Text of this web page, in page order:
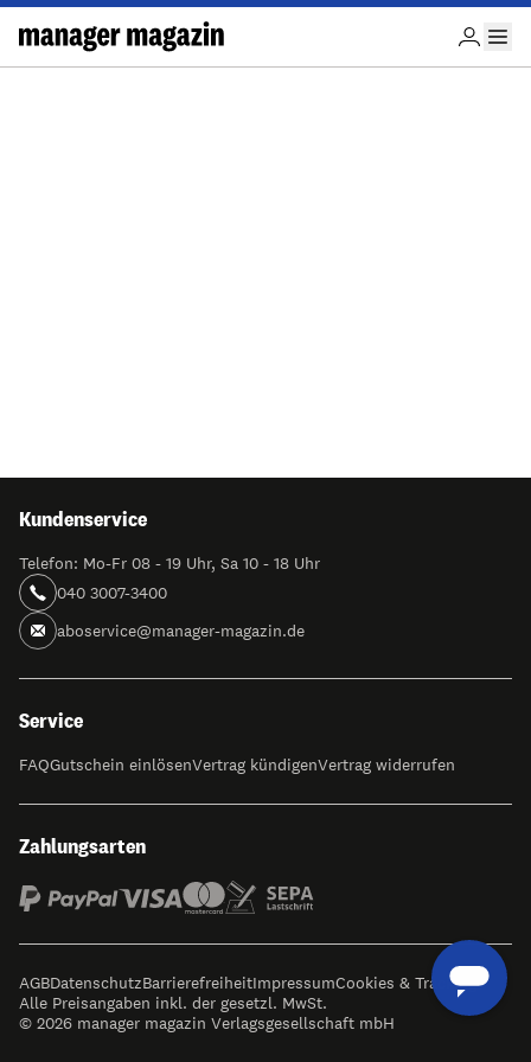
Kundenservice
Telefon: Mo-Fr 08 - 19 Uhr, Sa 10 - 18 Uhr
040 3007-3400
aboservice@manager-magazin.de
Service
FAQGutschein einlösenVertrag kündigenVertrag widerrufen
Zahlungsarten
AGBDatenschutzBarrierefreiheitImpressumCookies & Tracking
Alle Preisangaben inkl. der gesetzl. MwSt.
© 2026 manager magazin Verlagsgesellschaft mbH